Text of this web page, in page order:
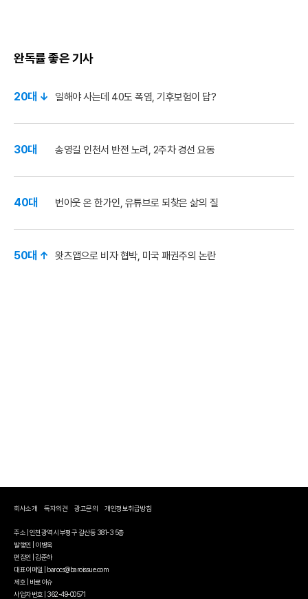
완독률 좋은 기사
20대 ↓ 일해야 사는데 40도 폭염, 기후보험이 답?
30대 송영길 인천서 반전 노려, 2주차 경선 요동
40대 번아웃 온 한가인, 유튜브로 되찾은 삶의 질
50대 ↑ 왓츠앱으로 비자 협박, 미국 패권주의 논란
회사소개 독자의견 광고문의 개인정보취급방침
주소 | 인천광역시 부평구 갈산동 381-3 5층
발행인 | 이병욱
편집인 | 김준하
대표이메일 | barocs@baroissue.com
제호 | 바로이슈
사업자번호 | 362-49-00571